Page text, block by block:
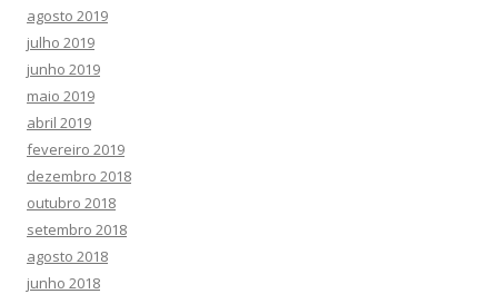
agosto 2019
julho 2019
junho 2019
maio 2019
abril 2019
fevereiro 2019
dezembro 2018
outubro 2018
setembro 2018
agosto 2018
junho 2018